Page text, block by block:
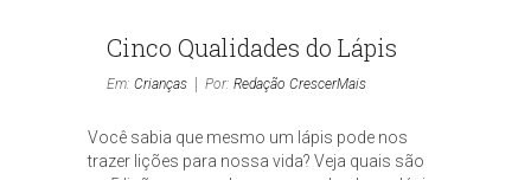
Cinco Qualidades do Lápis
Em: Crianças Por: Redação CrescerMais
Você sabia que mesmo um lápis pode nos
trazer lições para nossa vida? Veja quais são